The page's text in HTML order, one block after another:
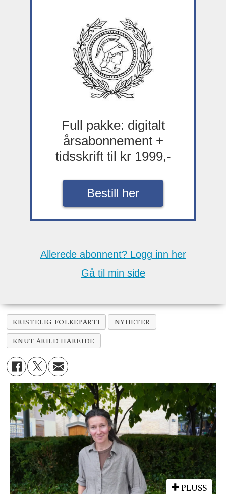
Full pakke: digitalt
årsabonnement +
tidsskrift til kr 1999,-
Bestill her
Allerede abonnent? Logg inn her
Gå til min side
KRISTELIG FOLKEPARTI NYHETER
KNUT ARILD HAREIDE
PLUSS